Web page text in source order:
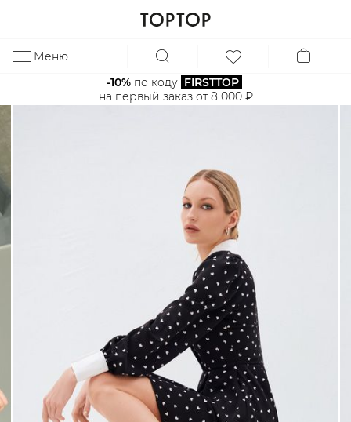
Меню
-10% по коду FIRSTTOP
на первый заказ от 8 000 ₽